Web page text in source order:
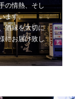
の情熱、そし
ます。
酒縁を大切に
にお届け致し